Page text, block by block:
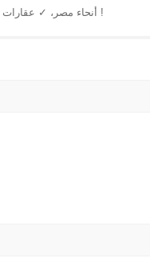
أنحاء مصر، ✓ عقارات موثقة ومعتمدة: شقق، فلل، بيوت ✓ أعثر علي أكثر عقار مناسب لك الآن !